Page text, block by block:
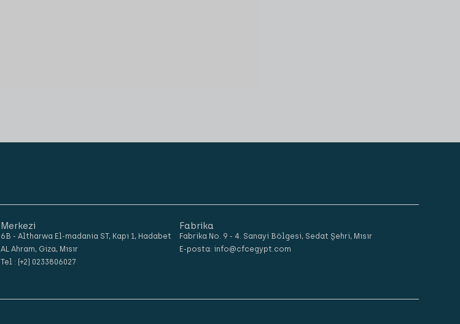
Merkezi
6B - Altharwa El-madania ST, Kapı 1, Hadabet
AL Ahram, Giza, Mısır
Tel : (+2) 0233806027
Fabrika
Fabrika No. 9 - 4. Sanayi Bölgesi, Sedat Şehri, Mısır
E-posta: info@cfcegypt.com